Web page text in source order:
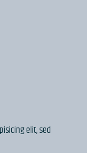
elit, sed